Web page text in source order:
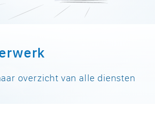
overzicht van alle diensten